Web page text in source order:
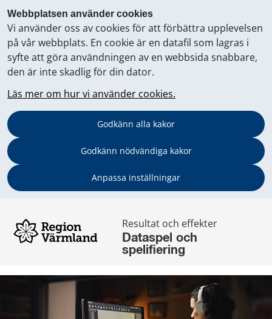
Webbplatsen använder cookies
Vi använder oss av cookies för att förbättra upplevelsen
på vår webbplats. En cookie är en datafil som lagras i
syfte att göra användningen av en webbsida snabbare,
den är inte skadlig för din dator.
Läs mer om hur vi använder cookies.
Godkänn alla kakor
Godkänn nödvändiga kakor
Anpassa inställningar
Resultat och effekter
Dataspel och
spelifiering